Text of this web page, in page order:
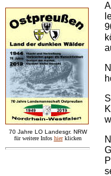
70 Jahre LO Landesgr. NRW
für weitere Infos hier klicken